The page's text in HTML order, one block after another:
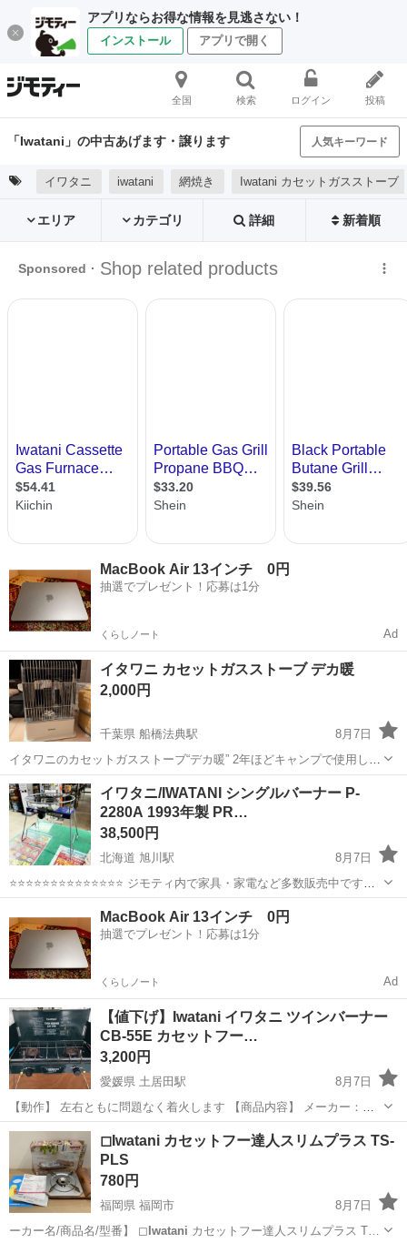
アプリならお得な情報を見逃さない！
インストール アプリで開く
全国 検索 ログイン 投稿
「Iwatani」の中古あげます・譲ります 人気キーワード
イワタニ iwatani 網焼き Iwatani カセットガスストーブ
エリア カテゴリ 詳細 新着順
MacBook Air 13インチ 0円
抽選でプレゼント！応募は1分
くらしノート Ad
イタワニ カセットガスストーブ デカ暖
2,000円
千葉県 船橋法典駅
8月7日
イタワニのカセットガスストーブ“デカ暖” 2年ほどキャンプで使用しま
した。 使用感、傷、汚れありますが、問題なく使えます。
https://www.iwatani .co.jp/jpn/consumer/products/...
千葉 船橋市 船橋法典駅 季節、空調家電 ガスストーブ
イワタニ/IWATANI シングルバーナー P-
2280A 1993年製 PR…
38,500円
北海道 旭川駅
8月7日
⭐⭐⭐⭐⭐⭐⭐⭐⭐⭐⭐⭐⭐⭐ ジモティ内で家具・家電など多数販売中です
⭐⭐⭐⭐⭐⭐⭐⭐⭐⭐⭐⭐⭐⭐ 【商品説明】 未チェック品。 中古品の為、キ
ズ、汚れあります。 店頭に陳列している...
1993年製
MacBook Air 13インチ 0円
抽選でプレゼント！応募は1分
くらしノート Ad
【値下げ】Iwatani イワタニ ツインバーナー
CB-55E カセットフー…
3,200円
愛媛県 土居田駅
8月7日
【動作】 左右ともに問題なく着火します 【商品内容】 メーカー：イ
ワタニ 商品名：ツインバーナー(Twin Burner) モデル：『ForeWinds』
型番：CB-55E コンロ数：2口 仕様：圧電点火方式／ガス缶(C...
愛媛 松山市 その他 Iwatani
◻︎Iwatani カセットフー達人スリムプラス TS-
PLS
780円
福岡県 福岡市
8月7日
ーカー名/商品名/型番】 ◻︎Iwatani カセットフー達人スリムプラス T…